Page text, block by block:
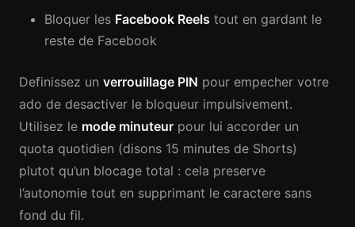
Bloquer les Facebook Reels tout en gardant le
reste de Facebook
Definissez un verrouillage PIN pour empecher votre
ado de desactiver le bloqueur impulsivement.
Utilisez le mode minuteur pour lui accorder un
quota quotidien (disons 15 minutes de Shorts)
plutot qu’un blocage total : cela preserve
l’autonomie tout en supprimant le caractere sans
fond du fil.